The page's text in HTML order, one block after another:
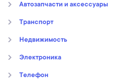
Автозапчасти и аксессуары
Транспорт
Недвижимость
Электроника
Телефон